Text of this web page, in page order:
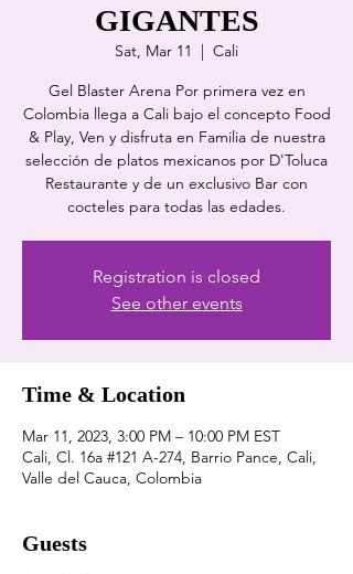
GIGANTES
Sat, Mar 11
  |
Cali
Gel Blaster Arena Por primera vez en
Colombia llega a Cali bajo el concepto Food
& Play, Ven y disfruta en Familia de nuestra
selección de platos mexicanos por D'Toluca
Restaurante y de un exclusivo Bar con
cocteles para todas las edades.
Registration is closed
See other events
Time & Location
Mar 11, 2023, 3:00 PM – 10:00 PM EST
Cali, Cl. 16a #121 A-274, Barrio Pance, Cali,
Valle del Cauca, Colombia
Guests